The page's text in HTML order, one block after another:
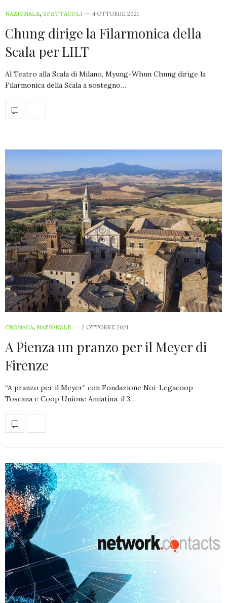
NAZIONALE, SPETTACOLI 4 OTTOBRE 2021
Chung dirige la Filarmonica della
Scala per LILT
Al Teatro alla Scala di Milano, Myung-Whun Chung dirige la
Filarmonica della Scala a sostegno…
CRONACA, NAZIONALE 2 OTTOBRE 2021
A Pienza un pranzo per il Meyer di
Firenze
“A pranzo per il Meyer” con Fondazione Noi-Legacoop
Toscana e Coop Unione Amiatina: il 3…